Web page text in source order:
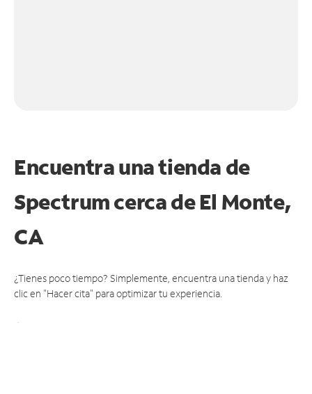
Encuentra una tienda de
Spectrumcerca de El Monte,
CA
¿Tienes poco tiempo? Simplemente, encuentra una tienda y haz
clic en "Hacer cita" para optimizar tu experiencia.